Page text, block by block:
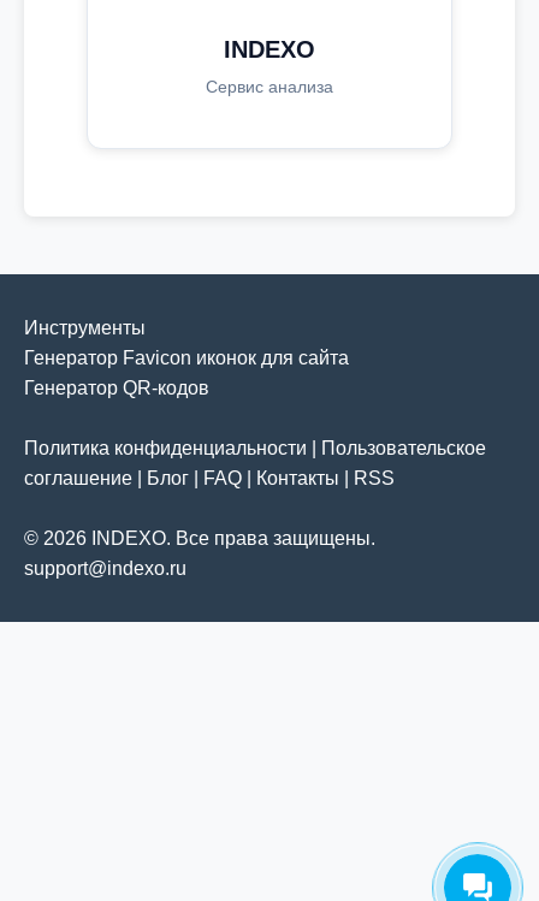
INDEXO
Сервис анализа
Инструменты
Генератор Favicon иконок для сайта
Генератор QR-кодов
Политика конфиденциальности
Пользовательское
соглашение
Блог FAQ Контакты RSS
© 2026 INDEXO. Все права защищены.
support@indexo.ru